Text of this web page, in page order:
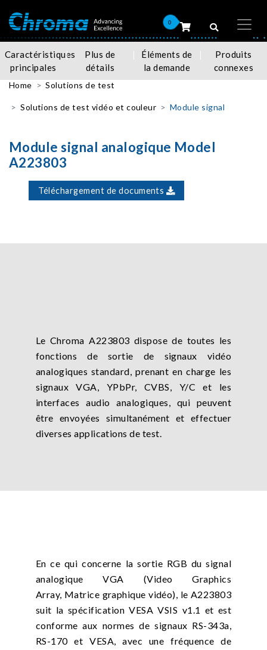
0
Caractéristiques
principales
Plus de
détails
Éléments de
la demande
Produits
connexes
Home Solutions de test
Solutions de test vidéo et couleur Module signal
Module signal analogique Model
A223803
Téléchargement de documents
Le Chroma A223803 dispose de toutes les
fonctions de sortie de signaux vidéo
analogiques standard, prenant en charge les
signaux VGA, YPbPr, CVBS, Y/C et les
interfaces audio analogiques, qui peuvent
être envoyées simultanément et effectuer
diverses applications de test.
En ce qui concerne la sortie RGB du signal
analogique VGA (Video Graphics
Array, Matrice graphique vidéo), le A223803
suit la spécification VESA VSIS v1.1 et est
conforme aux normes de signaux RS-343a,
RS-170 et VESA, avec une fréquence de